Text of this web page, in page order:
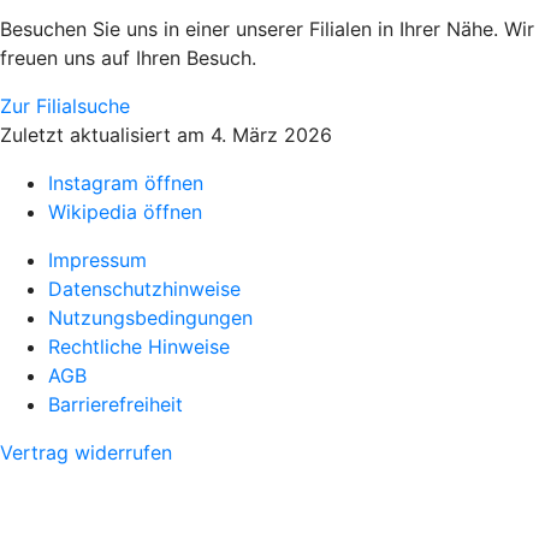
Besuchen Sie uns in einer unserer Filialen in Ihrer Nähe. Wir
freuen uns auf Ihren Besuch.
Zur Filialsuche
Zuletzt aktualisiert am 4. März 2026
Instagram öffnen
Wikipedia öffnen
Impressum
Datenschutzhinweise
Nutzungsbedingungen
Rechtliche Hinweise
AGB
Barrierefreiheit
Vertrag widerrufen